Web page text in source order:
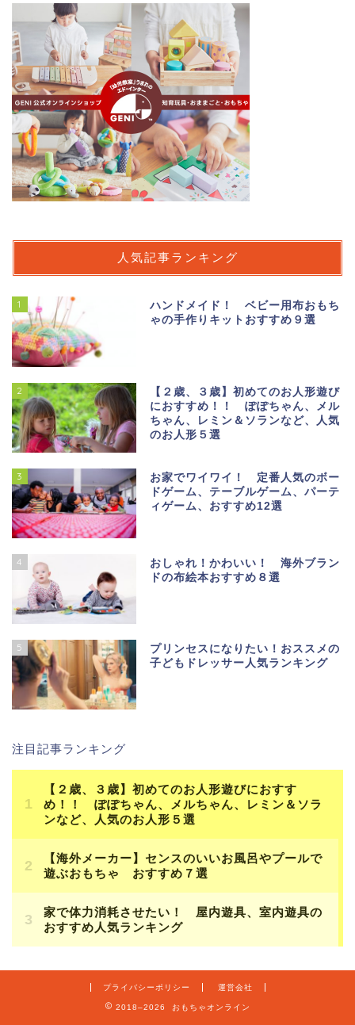
人気記事ランキング
1
ハンドメイド！ ベビー用布おもち
ゃの手作りキットおすすめ９選
2
【２歳、３歳】初めてのお人形遊び
におすすめ！！ ぽぽちゃん、メル
ちゃん、レミン＆ソランなど、人気
のお人形５選
3
お家でワイワイ！ 定番人気のボー
ドゲーム、テーブルゲーム、パーテ
ィゲーム、おすすめ12選
4
おしゃれ！かわいい！ 海外ブラン
ドの布絵本おすすめ８選
5
プリンセスになりたい！おススメの
子どもドレッサー人気ランキング
注目記事ランキング
プライバシーポリシー 運営会社
2018–2026 おもちゃオンライン